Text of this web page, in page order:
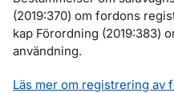
(2019:370) om fordons
kap Förordning (2019:383)
användning.
Läs mer om registrering av